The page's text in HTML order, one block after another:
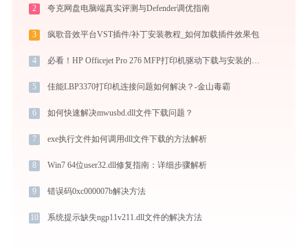
2 夸克网盘电脑端真实评测与Defender调优指南
3 疯歌音效平台VST插件/补丁安装教程_如何加载插件效果包
4 必看！HP Officejet Pro 276 MFP打印机驱动下载与安装的正确姿势
5 佳能LBP3370打印机连接问题如何解决？-金山毒霸
6 如何快速解决mwusbd.dll文件下载问题？
7 exe执行文件如何调用dll文件下载的方法解析
8 Win7 64位user32.dll修复指南：详细步骤解析
9 错误码0xc000007b解决方法
10 系统提示缺失ngp11v211.dll文件的解决方法